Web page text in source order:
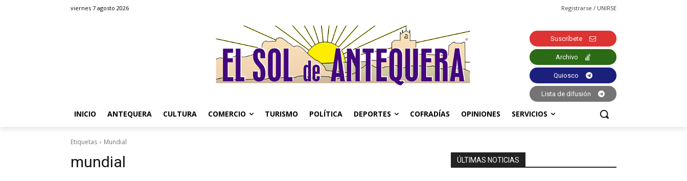
viernes 7 agosto 2026 Registrarse / UNIRSE
Suscríbete
Archivo
Quiosco
Lista de difusión
INICIO ANTEQUERA CULTURA COMERCIO TURISMO POLÍTICA DEPORTES COFRADÍAS OPINIONES SERVICIOS
Etiquetas Mundial
mundial ÚLTIMAS NOTICIAS